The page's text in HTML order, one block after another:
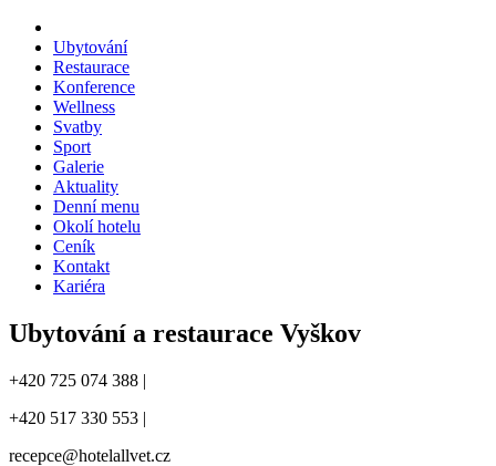
Ubytování
Restaurace
Konference
Wellness
Svatby
Sport
Galerie
Aktuality
Denní menu
Okolí hotelu
Ceník
Kontakt
Kariéra
Ubytování a restaurace Vyškov
+420 725 074 388 |
+420 517 330 553 |
recepce@hotelallvet.cz